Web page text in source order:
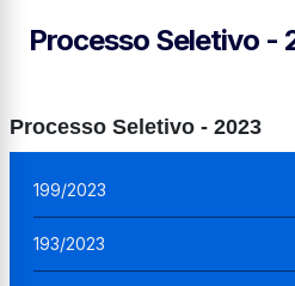
Processo Seletivo
Processo Seletivo - 2023
199/2023
193/2023